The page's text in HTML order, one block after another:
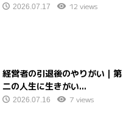
2026.07.17 12 views
経営者の引退後のやりがい｜第
二の人生に生きがい...
2026.07.16 7 views